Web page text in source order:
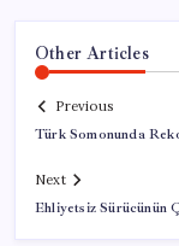
Other Articles
Previous
Türk Somonunda
Next
Ehliyetsiz Sürücünün